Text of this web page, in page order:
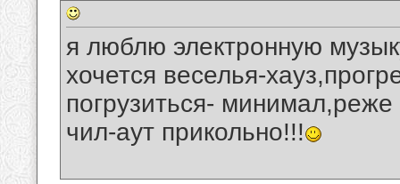
я люблю электронную
хочется веселья-
погрузиться-
чил-аут прикольно!!!